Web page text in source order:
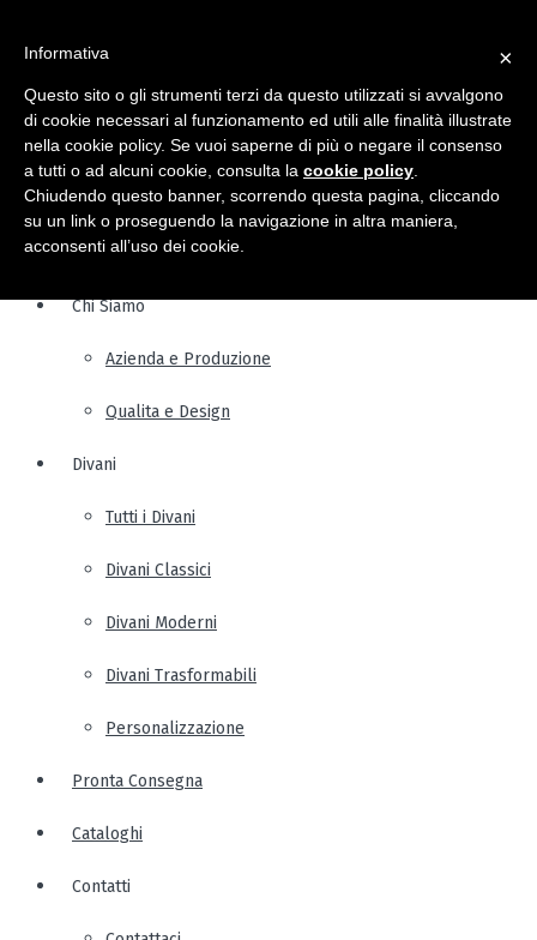
Chi Siamo
Azienda e Produzione
Qualita e Design
Divani
Tutti i Divani
Divani Classici
Divani Moderni
Divani Trasformabili
Personalizzazione
Pronta Consegna
Cataloghi
Contatti
×
Informativa
Questo sito o gli strumenti terzi da questo utilizzati si avvalgono
di cookie necessari al funzionamento ed utili alle finalità illustrate
nella cookie policy. Se vuoi saperne di più o negare il consenso
a tutti o ad alcuni cookie, consulta la cookie policy
Chiudendo questo banner, scorrendo questa pagina, cliccando
su un link o proseguendo la navigazione in altra maniera,
acconsenti all’uso dei cookie.